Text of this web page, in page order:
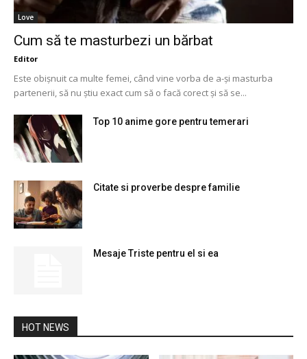
Love
Cum să te masturbezi un bărbat
Editor
Este obișnuit ca multe femei, când vine vorba de a-și masturba
partenerii, să nu știu exact cum să o facă corect și să se...
Top 10 anime gore pentru temerari
Citate si proverbe despre familie
Mesaje Triste pentru el si ea
HOT NEWS